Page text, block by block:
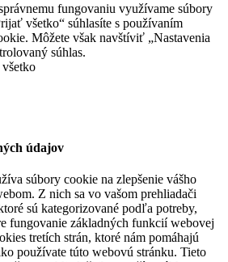
fungovaniu využívame súbory
všetko“ súhlasíte s používaním
Môžete však navštíviť „Nastavenia
súhlas.
údajov
súbory cookie na zlepšenie vášho
Z nich sa vo vašom prehliadači
sú kategorizované podľa potreby,
fungovanie základných funkcií webovej
tretích strán, ktoré nám pomáhajú
používate túto webovú stránku. Tieto